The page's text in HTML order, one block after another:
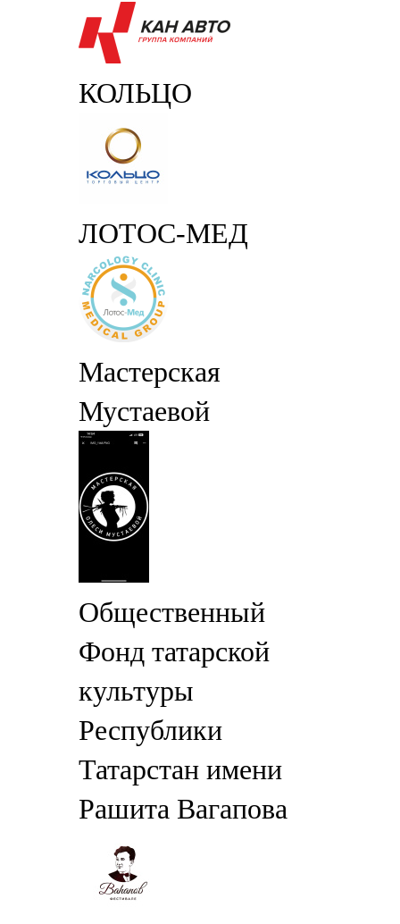
КОЛЬЦО
ЛОТОС-МЕД
Мастерская
Мустаевой
Общественный
Фонд татарской
культуры
Республики
Татарстан имени
Рашита Вагапова